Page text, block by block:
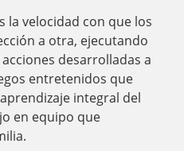
la velocidad con que los
a otra, ejecutando
desarrolladas a
entretenidos que
integral del
en equipo que